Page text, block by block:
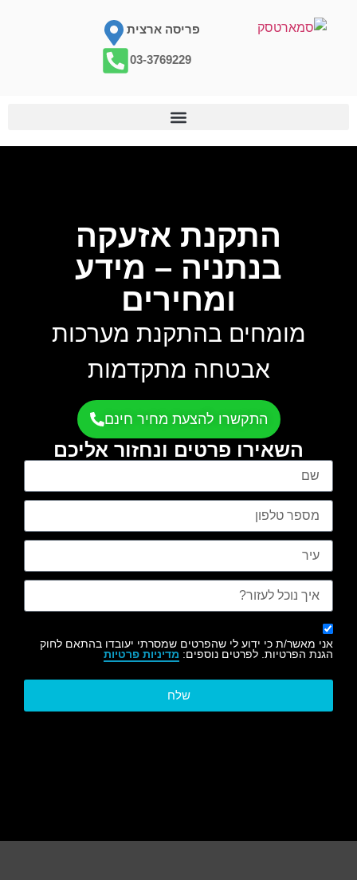
פריסה ארצית
03-3769229
התקנת אזעקה
בנתניה – מידע
ומחירים
מומחים בהתקנת מערכות
אבטחה מתקדמות
התקשרו להצעת מחיר חינם
השאירו פרטים ונחזור אליכם
אני מאשר/ת כי ידוע לי שהפרטים שמסרתי יעובדו בהתאם לחוק
הגנת הפרטיות. לפרטים נוספים: מדיניות פרטיות
שלח